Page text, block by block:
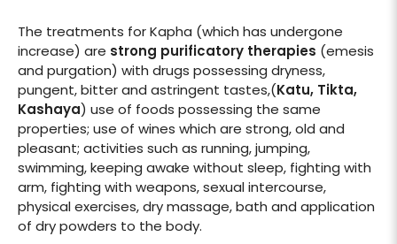
The treatments for Kapha (which has undergone
increase) are strong purificatory therapies (emesis
and purgation) with drugs possessing dryness,
pungent, bitter and astringent tastes,(Katu, Tikta,
Kashaya) use of foods possessing the same
properties; use of wines which are strong, old and
pleasant; activities such as running, jumping,
swimming, keeping awake without sleep, fighting with
arm, fighting with weapons, sexual intercourse,
physical exercises, dry massage, bath and application
of dry powders to the body.